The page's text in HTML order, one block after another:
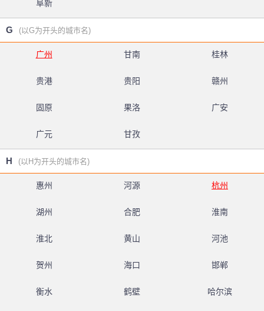
阜新
G (以G为开头的城市名)
广州 甘南 桂林
贵港 贵阳 赣州
固原 果洛 广安
广元 甘孜
H (以H为开头的城市名)
惠州 河源 杭州
湖州 合肥 淮南
淮北 黄山 河池
贺州 海口 邯郸
衡水 鹤壁 哈尔滨